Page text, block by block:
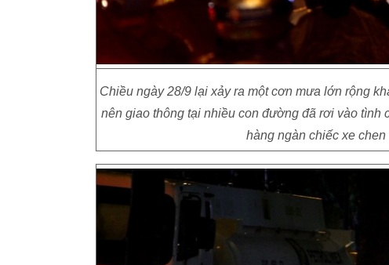
Chiều ngày 28/9 lại xảy ra một cơn mưa lớn rộng
nên giao thông tại nhiều con đường đã rơi vào
hàng ngàn chiếc xe